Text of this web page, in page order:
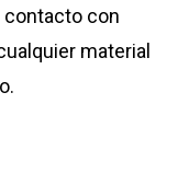
contacto con
material